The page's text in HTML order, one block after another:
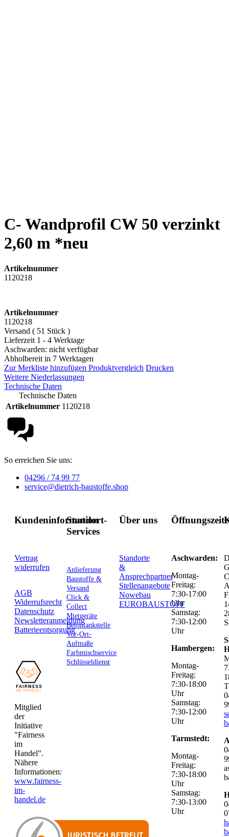
C- Wandprofil CW 50 verzinkt
2,60 m *neu
Artikelnummer
1120218
Artikelnummer
1120218
Versand ( 51 Stück )
Lieferzeit 1 - 4 Werktage
Aschwarden: nicht verfügbar
Abholbereit in 7 Werktagen
Zur Merkliste hinzufügen Produktvergleich Drucken
Weitere Niederlassungen
Technische Daten
Technische Daten
Artikelnummer 1120218
So erreichen Sie uns:
04296 / 74 99 77
service@dietrich-baustoffe.shop
Kundeninformation
Vertrag
widerrufen
AGB
Widerrufsrecht
Datenschutz
Newsletteranmeldung
Batterieentsorgung
Mitglied
der
Initiative
"Fairness
im
Handel".
Nähere
Informationen:
www.fairness-
im-
handel.de
Standort-
Services
Anlieferung
Baustoffe &
Versand
Click &
Collect
Mietgeräte
Betontankstelle
Vor-Ort-
Aufmaße
Farbmischservice
Schlüsseldienst
Über uns
Standorte
&
Ansprechpartner
Stellenangebote
Nowebau
EUROBAUSTOFF
Aschwarden:
Montag-
Freitag:
7:30-17:00
Uhr
Samstag:
7:30-12:00
Uhr
Hambergen:
Montag-
Freitag:
7:30-18:00
Uhr
Samstag:
7:30-12:00
Uhr
Tarmstedt:
Montag-
Freitag:
7:30-18:00
Uhr
Samstag:
7:30-13:00
Uhr